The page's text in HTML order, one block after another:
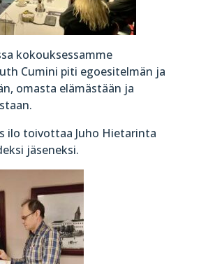
kokouksessamme
Cumini piti egoesitelmän ja
omasta elämästään ja
ilo toivottaa Juho Hietarinta
jäseneksi.